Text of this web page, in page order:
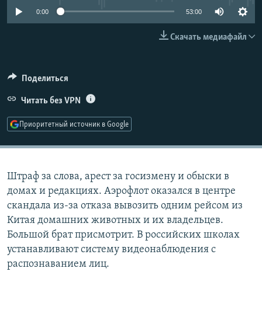
РАСПИСАНИЕ ВЕЩАНИЯ
0:00 53:00
Скачать медиафайл
Поделиться
Читать без VPN
Приоритетный источник в Google
Штраф за слова, арест за госизмену и обыски в
домах и редакциях. Аэрофлот оказался в центре
скандала из-за отказа вывозить одним рейсом из
Китая домашних животных и их владельцев.
Большой брат присмотрит. В российских школах
устанавливают систему видеонаблюдения с
распознаванием лиц.